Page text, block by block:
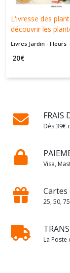
L'ivresse des
découvrir les
- Serge Schall -
carotte -
Livres Jardin - Fleurs
Bio
20€
FRAIS
Dès 39€
Visa,
Cartes
25, 50,
La Poste